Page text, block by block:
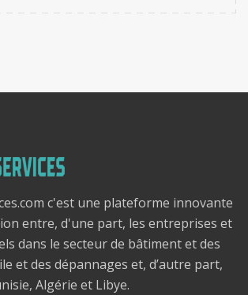
c'est une plateforme innovante
entre, d'une part, les entreprises et
dans le secteur de bâtiment et des
et des dépannages et, d’autre part,
Algérie et Libye.